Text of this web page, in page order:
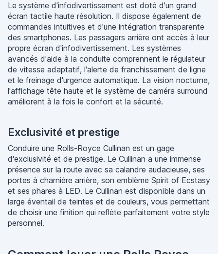
Le système d'infodivertissement est doté d'un grand
écran tactile haute résolution. Il dispose également de
commandes intuitives et d'une intégration transparente
des smartphones. Les passagers arrière ont accès à leur
propre écran d'infodivertissement. Les systèmes
avancés d'aide à la conduite comprennent le régulateur
de vitesse adaptatif, l'alerte de franchissement de ligne
et le freinage d'urgence automatique. La vision nocturne,
l'affichage tête haute et le système de caméra surround
améliorent à la fois le confort et la sécurité.
Exclusivité et prestige
Conduire une Rolls-Royce Cullinan est un gage
d'exclusivité et de prestige. Le Cullinan a une immense
présence sur la route avec sa calandre audacieuse, ses
portes à charnière arrière, son emblème Spirit of Ecstasy
et ses phares à LED. Le Cullinan est disponible dans un
large éventail de teintes et de couleurs, vous permettant
de choisir une finition qui reflète parfaitement votre style
personnel.